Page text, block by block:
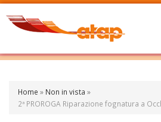
Home » Non in vista »
2ª PROROGA Riparazione fognatura a